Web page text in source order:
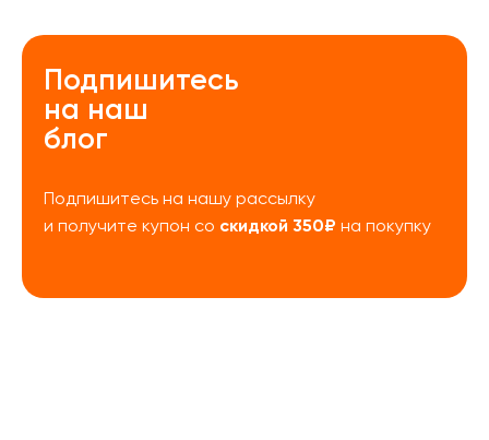
Подпишитесь
на наш
блог
Подпишитесь на нашу рассылку
и получите купон со скидкой 350₽ на покупку